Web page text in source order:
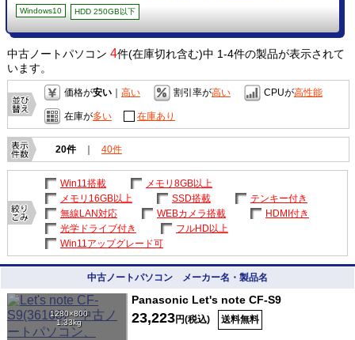
Windows10 HDD 250GB以下
中古ノートパソコン 4件(在庫切れ含む)中 1-4件の製品が表示されて
います。
価格が安い｜ 高い 割引率が高い CPUが高性能
在庫が多い 在庫あり
20件 ｜ 40件
Win11搭載
メモリ8GB以上
メモリ16GB以上
SSD搭載
テンキー付き
無線LAN対応
WEBカメラ搭載
HDMI付き
光学ドライブ付き
フルHD以上
Win11アップグレード可
中古ノートパソコン メーカー名・製品名
1280×800
1.33kg
Panasonic Let's note CF-S9
23,223円(税込) 送料無料